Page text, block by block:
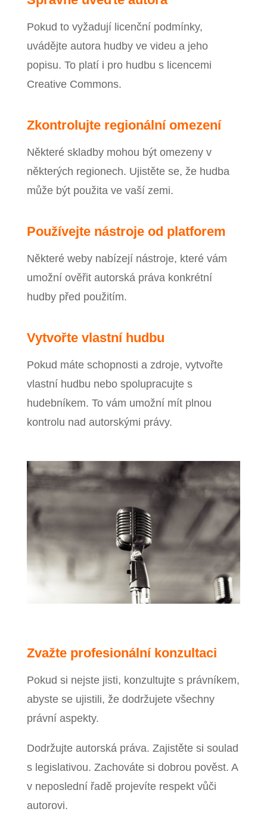
Pokud to vyžadují licenční podmínky,
uvádějte autora hudby ve videu a jeho
popisu. To platí i pro hudbu s licencemi
Creative Commons.
Zkontrolujte regionální omezení
Některé skladby mohou být omezeny v
některých regionech. Ujistěte se, že hudba
může být použita ve vaší zemi.
Používejte nástroje od platforem
Některé weby nabízejí nástroje, které vám
umožní ověřit autorská práva konkrétní
hudby před použitím.
Vytvořte vlastní hudbu
Pokud máte schopnosti a zdroje, vytvořte
vlastní hudbu nebo spolupracujte s
hudebníkem. To vám umožní mít plnou
kontrolu nad autorskými právy.
Zvažte profesionální konzultaci
Pokud si nejste jisti, konzultujte s právníkem,
abyste se ujistili, že dodržujete všechny
právní aspekty.
Dodržujte autorská práva. Zajistěte si soulad
s legislativou. Zachováte si dobrou pověst. A
v neposlední řadě projevíte respekt vůči
autorovi.